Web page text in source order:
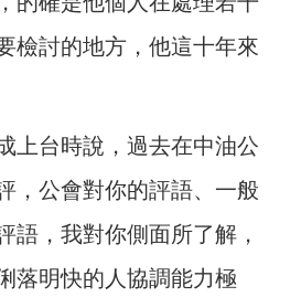
檢討的地方，他這十年來
上台時說，過去在中油公
，公會對你的評語、一般
語，我對你側面所了解，
落明快的人協調能力極